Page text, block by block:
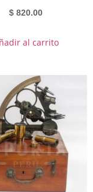
$ 820.00
al carrito